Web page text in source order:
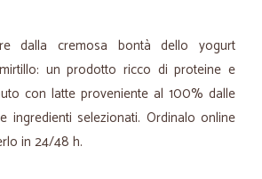
dalla cremosa bontà dello yogurt
un prodotto ricco di proteine e
con latte proveniente al 100% dalle
ingredienti selezionati. Ordinalo online
in 24/48 h.